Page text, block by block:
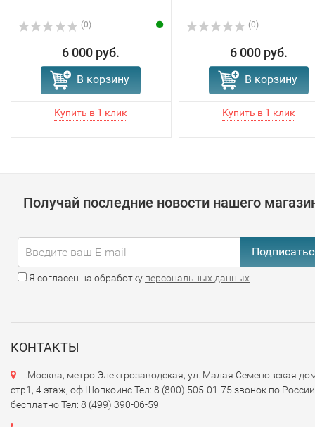
(0)
6 000 руб.
В корзину
(0)
6 000 руб.
В корзину
Получай последние новости нашего
Я согласен на обработку персональных данных
КОНТАКТЫ
г.Москва, метро Электрозаводская, ул. Малая Семеновская
стр1, 4 этаж, оф.Шопкоинс Тел: 8 (800) 505-01-75 звонок по России
бесплатно Тел: 8 (499) 390-06-59